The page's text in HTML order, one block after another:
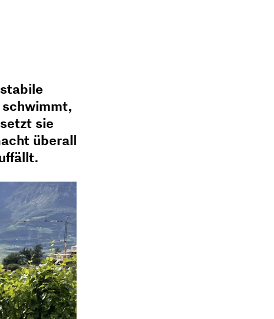
sie
überall